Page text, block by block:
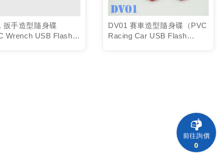
扳手造型隨身碟
Wrench USB Flash
DV01 賽車造型隨身碟（PVC
Racing Car USB Flash
前往詢價
0